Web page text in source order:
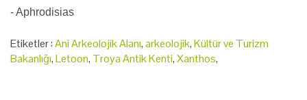
- Aphrodisias
Etiketler :Ani Arkeolojik Alanı,arkeolojik,Kültür ve Turizm
Bakanlığı,Letoon, Troya Antik Kenti,Xanthos,